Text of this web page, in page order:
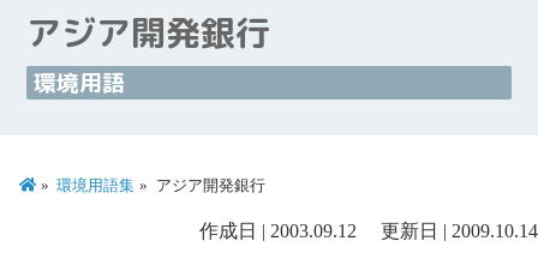
アジア開発銀行
環境用語
環境用語集 アジア開発銀行
作成日 | 2003.09.12 更新日 | 2009.10.14